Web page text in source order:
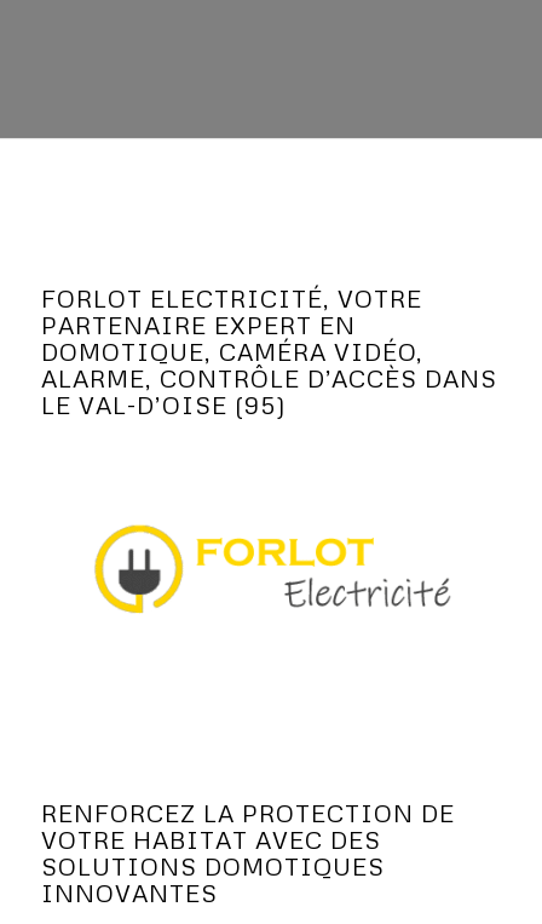
FORLOT ELECTRICITÉ, VOTRE
PARTENAIRE EXPERT EN
DOMOTIQUE, CAMÉRA VIDÉO,
ALARME, CONTRÔLE D’ACCÈS DANS
LE VAL-D’OISE (95)
RENFORCEZ LA PROTECTION DE
VOTRE HABITAT AVEC DES
SOLUTIONS DOMOTIQUES
INNOVANTES